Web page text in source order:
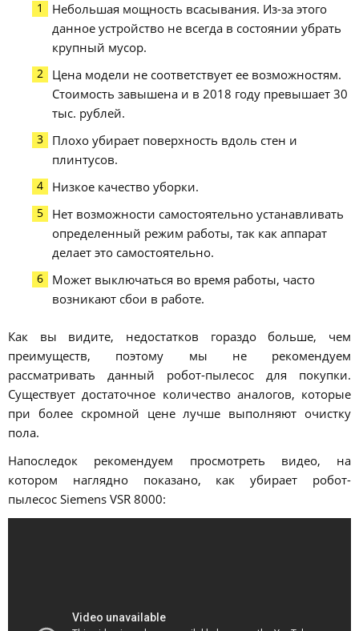
Небольшая мощность всасывания. Из-за этого
данное устройство не всегда в состоянии убрать
крупный мусор.
Цена модели не соответствует ее возможностям.
Стоимость завышена и в 2018 году превышает 30
тыс. рублей.
Плохо убирает поверхность вдоль стен и
плинтусов.
Низкое качество уборки.
Нет возможности самостоятельно устанавливать
определенный режим работы, так как аппарат
делает это самостоятельно.
Может выключаться во время работы, часто
возникают сбои в работе.
Как вы видите, недостатков гораздо больше, чем
преимуществ, поэтому мы не рекомендуем
рассматривать данный робот-пылесос для покупки.
Существует достаточное количество аналогов, которые
при более скромной цене лучше выполняют очистку
пола.
Напоследок рекомендуем просмотреть видео, на
котором наглядно показано, как убирает робот-
пылесос Siemens VSR 8000: